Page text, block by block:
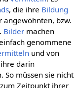
, die ihre Bildung
bzw.
Bildermachen
genommene
und von
darin
So müssen sie nicht
Zeitpunkt ihrer